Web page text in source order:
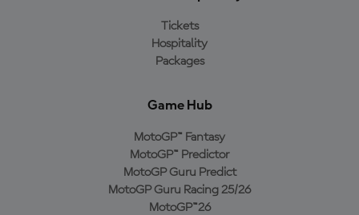
Tickets
Hospitality
Packages
Game Hub
MotoGP™ Fantasy
MotoGP™ Predictor
MotoGP Guru Predict
MotoGP Guru Racing 25/26
MotoGP™26